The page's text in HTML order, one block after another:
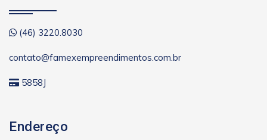
(46) 3220.8030
contato@famexempreendimentos.com.br
5858J
Endereço